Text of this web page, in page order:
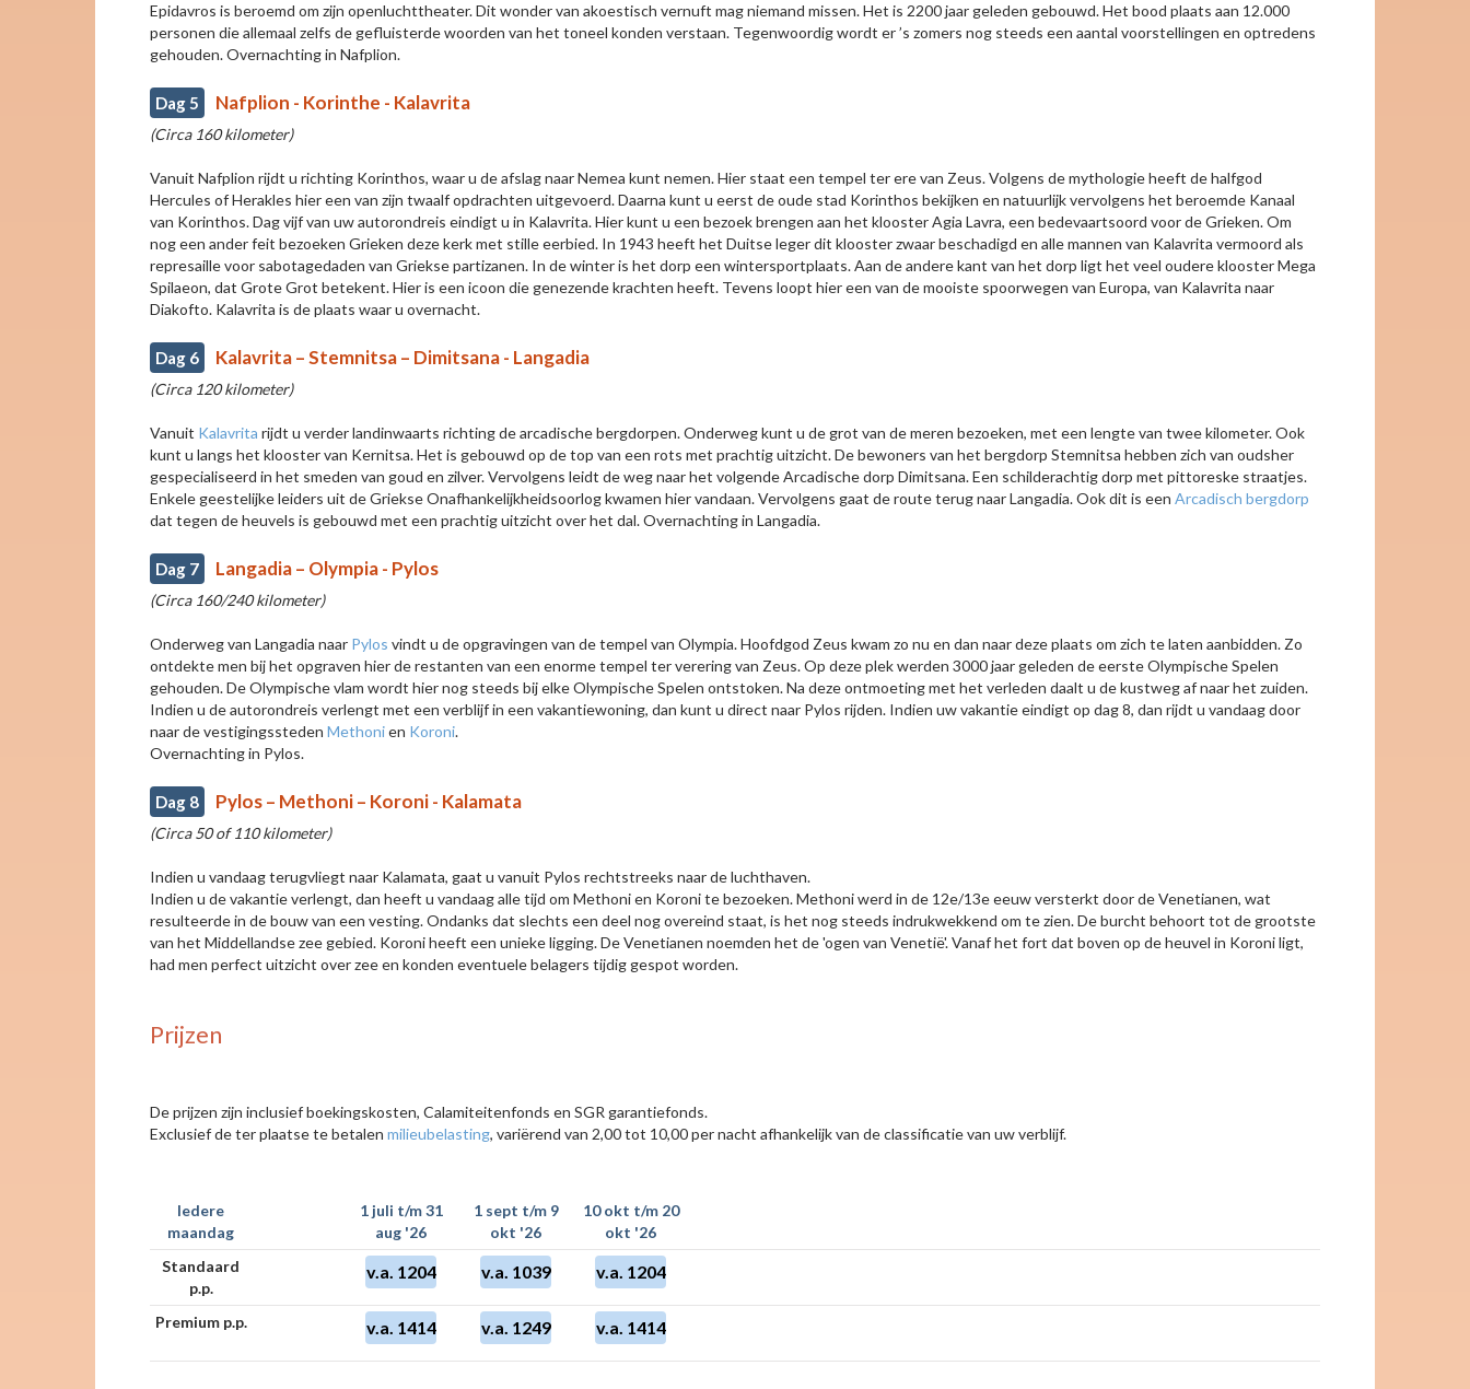
Epidavros is beroemd om zijn openluchttheater. Dit wonder van akoestisch vernuft mag niemand missen. Het is 2200 jaar geleden gebouwd. Het bood plaats aan 12.000
personen die allemaal zelfs de gefluisterde woorden van het toneel konden verstaan. Tegenwoordig wordt er ’s zomers nog steeds een aantal voorstellingen en optredens
gehouden. Overnachting in Nafplion.
Dag 5 Nafplion - Korinthe - Kalavrita
(Circa 160 kilometer)
Vanuit Nafplion rijdt u richting Korinthos, waar u de afslag naar Nemea kunt nemen. Hier staat een tempel ter ere van Zeus. Volgens de mythologie heeft de halfgod
Hercules of Herakles hier een van zijn twaalf opdrachten uitgevoerd. Daarna kunt u eerst de oude stad Korinthos bekijken en natuurlijk vervolgens het beroemde Kanaal
van Korinthos. Dag vijf van uw autorondreis eindigt u in Kalavrita. Hier kunt u een bezoek brengen aan het klooster Agia Lavra, een bedevaartsoord voor de Grieken. Om
nog een ander feit bezoeken Grieken deze kerk met stille eerbied. In 1943 heeft het Duitse leger dit klooster zwaar beschadigd en alle mannen van Kalavrita vermoord als
represaille voor sabotagedaden van Griekse partizanen. In de winter is het dorp een wintersportplaats. Aan de andere kant van het dorp ligt het veel oudere klooster Mega
Spilaeon, dat Grote Grot betekent. Hier is een icoon die genezende krachten heeft. Tevens loopt hier een van de mooiste spoorwegen van Europa, van Kalavrita naar
Diakofto. Kalavrita is de plaats waar u overnacht.
Dag 6 Kalavrita – Stemnitsa – Dimitsana - Langadia
(Circa 120 kilometer)
Vanuit Kalavrita rijdt u verder landinwaarts richting de arcadische bergdorpen. Onderweg kunt u de grot van de meren bezoeken, met een lengte van twee kilometer. Ook
kunt u langs het klooster van Kernitsa. Het is gebouwd op de top van een rots met prachtig uitzicht. De bewoners van het bergdorp Stemnitsa hebben zich van oudsher
gespecialiseerd in het smeden van goud en zilver. Vervolgens leidt de weg naar het volgende Arcadische dorp Dimitsana. Een schilderachtig dorp met pittoreske straatjes.
Enkele geestelijke leiders uit de Griekse Onafhankelijkheidsoorlog kwamen hier vandaan. Vervolgens gaat de route terug naar Langadia. Ook dit is een Arcadisch bergdorp
dat tegen de heuvels is gebouwd met een prachtig uitzicht over het dal. Overnachting in Langadia.
Dag 7 Langadia – Olympia - Pylos
(Circa 160/240 kilometer)
Onderweg van Langadia naar Pylos vindt u de opgravingen van de tempel van Olympia. Hoofdgod Zeus kwam zo nu en dan naar deze plaats om zich te laten aanbidden. Zo
ontdekte men bij het opgraven hier de restanten van een enorme tempel ter verering van Zeus. Op deze plek werden 3000 jaar geleden de eerste Olympische Spelen
gehouden. De Olympische vlam wordt hier nog steeds bij elke Olympische Spelen ontstoken. Na deze ontmoeting met het verleden daalt u de kustweg af naar het zuiden.
Indien u de autorondreis verlengt met een verblijf in een vakantiewoning, dan kunt u direct naar Pylos rijden. Indien uw vakantie eindigt op dag 8, dan rijdt u vandaag door
naar de vestigingssteden Methonien Koroni.
Overnachting in Pylos.
Dag 8 Pylos – Methoni – Koroni - Kalamata
(Circa 50 of 110 kilometer)
Indien u vandaag terugvliegt naar Kalamata, gaat u vanuit Pylos rechtstreeks naar de luchthaven.
Indien u de vakantie verlengt, dan heeft u vandaag alle tijd om Methoni en Koroni te bezoeken. Methoni werd in de 12e/13e eeuw versterkt door de Venetianen, wat
resulteerde in de bouw van een vesting. Ondanks dat slechts een deel nog overeind staat, is het nog steeds indrukwekkend om te zien. De burcht behoort tot de grootste
van het Middellandse zee gebied. Koroni heeft een unieke ligging. De Venetianen noemden het de 'ogen van Venetië'. Vanaf het fort dat boven op de heuvel in Koroni ligt,
had men perfect uitzicht over zee en konden eventuele belagers tijdig gespot worden.
Prijzen
De prijzen zijn inclusief boekingskosten, Calamiteitenfonds en SGR garantiefonds.
Exclusief de ter plaatse te betalen milieubelasting, variërend van 2,00 tot 10,00 per nacht afhankelijk van de classificatie van uw verblijf.
Iedere
maandag
1 juli t/m 31
aug '26
1 sept t/m 9
okt '26
10 okt t/m 20
okt '26
Standaard
p.p.
v.a. 1204 v.a. 1039 v.a. 1204
Premium p.p. v.a. 1414 v.a. 1249 v.a. 1414